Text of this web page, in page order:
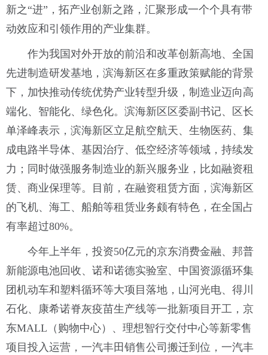
新之“进”，拓产业创新之路，汇聚形成一个个具有带
动效应和引领作用的产业集群。
作为我国对外开放的前沿和改革创新高地、全国
先进制造研发基地，滨海新区在多重政策赋能的背景
下，加快推动传统优势产业转型升级，制造业迈向高
端化、智能化、绿色化。滨海新区区委副书记、区长
单泽峰表示，滨海新区立足航空航天、生物医药、集
成电路半导体、基因治疗、低空经济等领域，持续发
力；同时做强服务制造业的新兴服务业，比如融资租
赁、商业保理等。目前，在融资租赁方面，滨海新区
的飞机、海工、船舶等租赁业务颇有特色，在全国占
有率超过80%。
今年上半年，投资50亿元的京东消费金融、邦普
新能源电池回收、诺和诺德实验室、中国资源循环集
团机动车和塑料循环等大项目落地，山河光电、得川
石化、康希诺脊灰疫苗生产线等一批新项目开工，京
东MALL（购物中心）、理想智行交付中心等新零售
项目投入运营，一汽丰田销售公司搬迁到位，一汽丰